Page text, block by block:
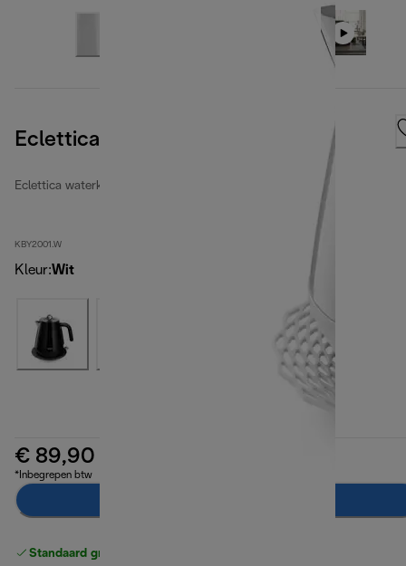
Eclettica Whimsical White
Eclettica waterkokers
KBY2001.W
Kleur:Wit
€ 89,90
*Inbegrepen btw
Standaard gratis verzending